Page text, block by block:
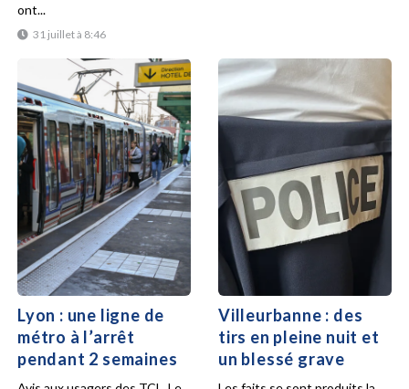
31 juillet à 8:46
ont...
Lyon : une ligne de
métro à l’arrêt
pendant 2 semaines
Villeurbanne : des
tirs en pleine nuit et
un blessé grave